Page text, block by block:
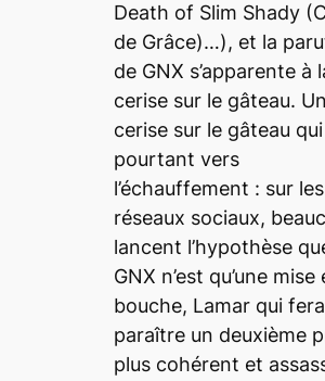
Death of Slim Shady
de Grâce)…), et la
de GNX s’apparente à
cerise sur le gâteau.
cerise sur le gâteau
pourtant vers
l’échauffement : sur les
réseaux sociaux,
lancent l’hypothèse
GNX n’est qu’une mise
bouche, Lamar qui
paraître un deuxième
plus cohérent et